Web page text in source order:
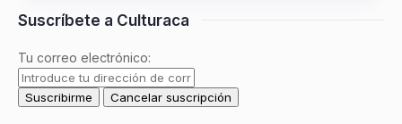
Suscríbete a Culturaca
Tu correo electrónico: